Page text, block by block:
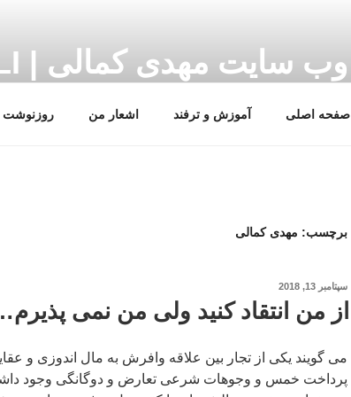
وب سایت مهدی کمالی | MAHDI KAMALI
صفحه اصلی آموزش و ترفند اشعار من روزنوشت
برچسب: مهدی کمالی
نوشته‌شده
در
سپتامبر 13, 2018
از من انتقاد کنید ولی من نمی
می گویند یکی از تجار بین علاقه وافرش به مال اندوزی و
پرداخت خمس و وجوهات شرعی تعارض و دوگانگی وجود